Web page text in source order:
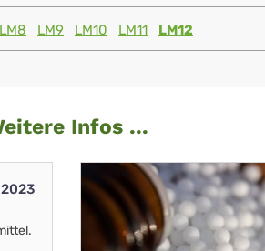
LM8 LM9 LM10 LM11 LM12
Infos ...